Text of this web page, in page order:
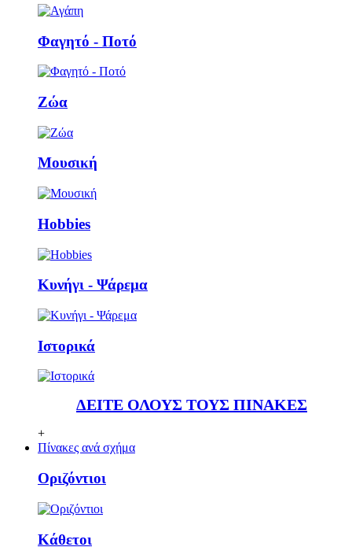
Φαγητό - Ποτό
Ζώα
Μουσική
Ηobbies
Κυνήγι - Ψάρεμα
Ιστορικά
ΔΕΙΤΕ ΟΛΟΥΣ ΤΟΥΣ ΠΙΝΑΚΕΣ
+
Πίνακες ανά σχήμα
Οριζόντιοι
Κάθετoι